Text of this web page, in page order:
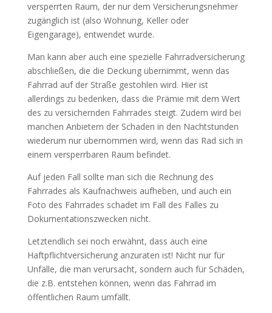
versperrten Raum, der nur dem Versicherungsnehmer
zugänglich ist (also Wohnung, Keller oder
Eigengarage), entwendet wurde.
Man kann aber auch eine spezielle Fahrradversicherung
abschließen, die die Deckung übernimmt, wenn das
Fahrrad auf der Straße gestohlen wird. Hier ist
allerdings zu bedenken, dass die Prämie mit dem Wert
des zu versichernden Fahrrades steigt. Zudem wird bei
manchen Anbietern der Schaden in den Nachtstunden
wiederum nur übernommen wird, wenn das Rad sich in
einem versperrbaren Raum befindet.
Auf jeden Fall sollte man sich die Rechnung des
Fahrrades als Kaufnachweis aufheben, und auch ein
Foto des Fahrrades schadet im Fall des Falles zu
Dokumentationszwecken nicht.
Letztendlich sei noch erwähnt, dass auch eine
Haftpflichtversicherung anzuraten ist! Nicht nur für
Unfälle, die man verursacht, sondern auch für Schäden,
die z.B. entstehen können, wenn das Fahrrad im
öffentlichen Raum umfällt.